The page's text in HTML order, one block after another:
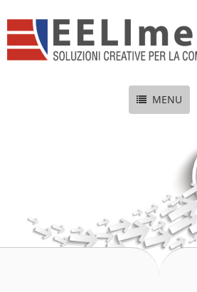
MENU